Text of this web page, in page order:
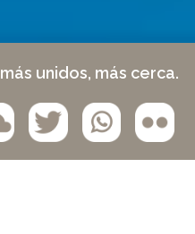
más unidos, más cerca.